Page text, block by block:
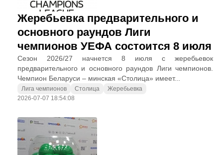
Жеребьевка предварительного и
основного раундов Лиги
чемпионов УЕФА состоится 8 июля
Сезон 2026/27 начнется 8 июля с жеребьевок
предварительного и основного раундов Лиги чемпионов.
Чемпион Беларуси – минская «Столица» имеет...
Лига чемпионов Столица
Жеребьевка
2026-07-07 18:54:08